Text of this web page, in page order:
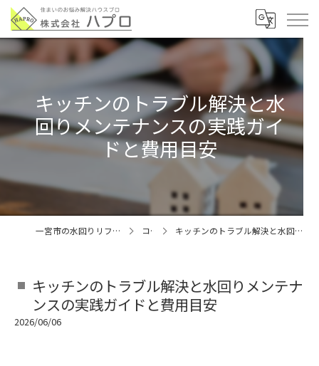
キッチンのトラブル解決と水
回りメンテナンスの実践ガイ
ドと費用目安
一宮市の水回りリフォームなら株式会社ハプロ コラム キッチンのトラブル解決と水回りメンテナンスの実践ガイドと費用目安
キッチンのトラブル解決と水回りメンテナ
ンスの実践ガイドと費用目安
2026/06/06